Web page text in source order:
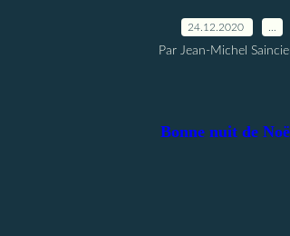
24.12.2020
Par Jean-Michel
Bonne nuit de